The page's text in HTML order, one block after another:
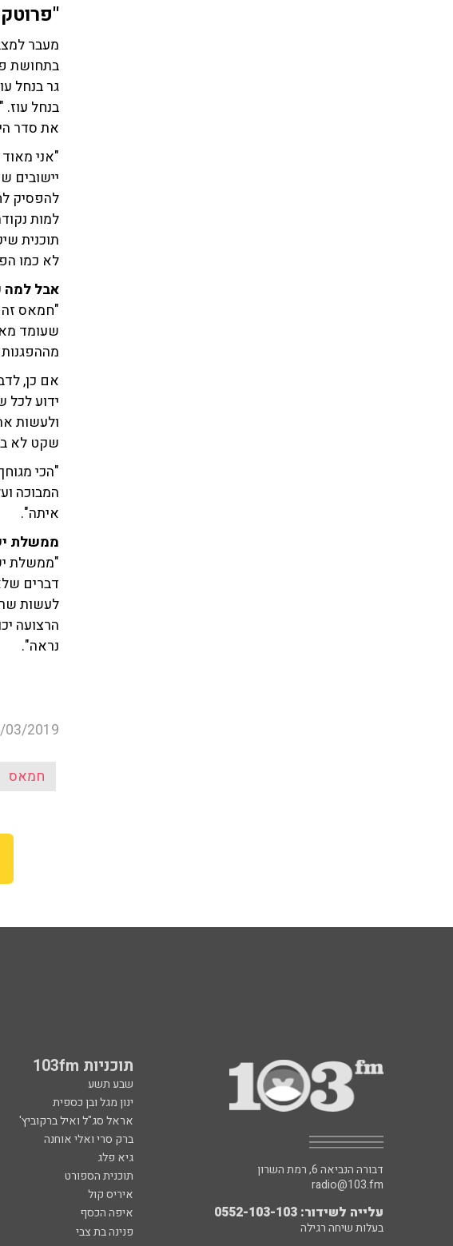
מעבר
בתחושת
גר בנחל
בנחל
את סדר
"אני
יישובים
להפסיק
למות
תוכנית
לא כמו
אבל למה
"חמאס זה
שעומד
מההפגנות
אם כן,
ידוע לכל
ולעשות
שקט לא
"הכי
המבוכה
איתה".
ממשלת
"ממשלת
דברים
לעשות
הרצועה
נראה".
03/2019
חמאס
תוכניות 103fm
שבע תשע
ינון מגל ובן כספית
אראל סג"ל ואיל ברקוביץ'
ברק סרי ואלי אוחנה
גיא פלג
תוכנית הספורט
איריס קול
איפה הכסף
פנינה בת צבי
דבורה הנביאה 6, רמת השרון
radio@103.fm
עלייה לשידור: 0552-103-103
בעלות שיחה רגילה